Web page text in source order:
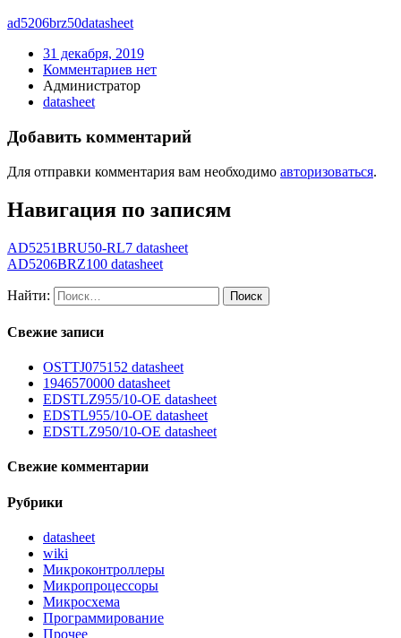
ad5206brz50datasheet
31 декабря, 2019
Комментариев нет
Администратор
datasheet
Добавить комментарий
Для отправки комментария вам необходимо авторизоваться.
Навигация по записям
AD5251BRU50-RL7 datasheet
AD5206BRZ100 datasheet
Найти:
Свежие записи
OSTTJ075152 datasheet
1946570000 datasheet
EDSTLZ955/10-OE datasheet
EDSTL955/10-OE datasheet
EDSTLZ950/10-OE datasheet
Свежие комментарии
Рубрики
datasheet
wiki
Микроконтроллеры
Микропроцессоры
Микросхема
Программирование
Прочее